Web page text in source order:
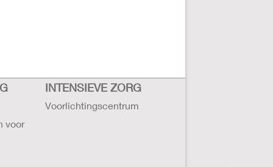
voor
INTENSIEVE ZORG
Voorlichtingscentrum